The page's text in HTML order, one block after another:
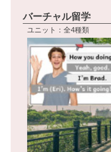
バーチャル留学
ユニット：全4種類